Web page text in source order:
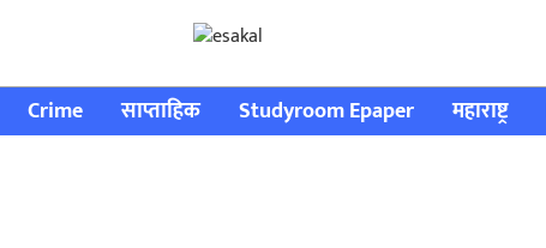
Crime साप्ताहिक Studyroom Epaper महाराष्ट्र